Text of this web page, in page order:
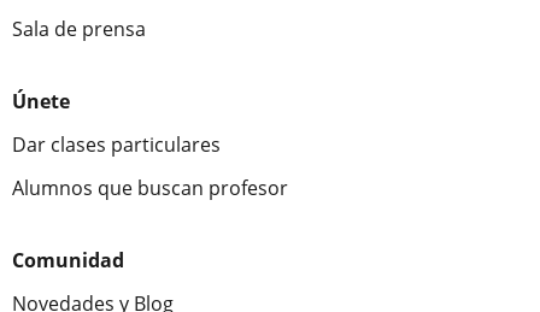
Sala de prensa
Únete
Dar clases particulares
Alumnos que buscan profesor
Comunidad
Novedades y Blog